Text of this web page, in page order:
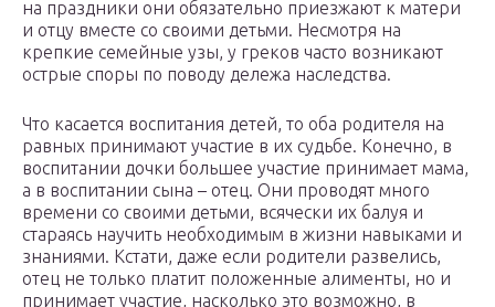
на праздники они обязательно приезжают к матери
и отцу вместе со своими детьми. Несмотря на
крепкие семейные узы, у греков часто возникают
острые споры по поводу дележа наследства.
Что касается воспитания детей, то оба родителя на
равных принимают участие в их судьбе. Конечно, в
воспитании дочки большее участие принимает мама,
а в воспитании сына – отец. Они проводят много
времени со своими детьми, всячески их балуя и
стараясь научить необходимым в жизни навыками и
знаниями. Кстати, даже если родители развелись,
отец не только платит положенные алименты, но и
принимает участие, насколько это возможно, в